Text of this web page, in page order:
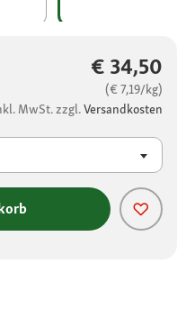
€ 34,50
(€ 7,19/kg)
MwSt. zzgl.Versandkosten